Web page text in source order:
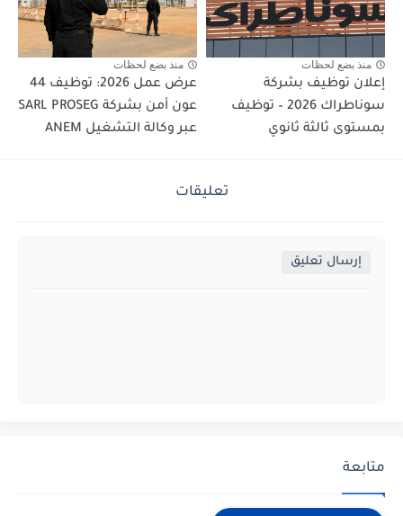
منذ بضع لحظات
إعلان توظيف بشركة
سوناطراك 2026 – توظيف
بمستوى ثالثة ثانوي
منذ بضع لحظات
عرض عمل 2026: توظيف 44
عون أمن بشركة SARL PROSEG
عبر وكالة التشغيل ANEM
تعليقات
إرسال تعليق
متابعة